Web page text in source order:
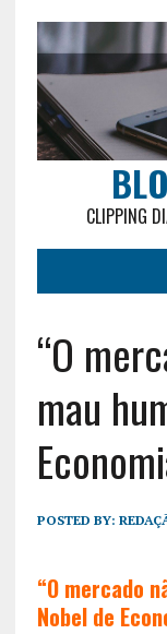
CLIPPING
“O
mau
POSTED BY:
“O mercado
Nobel de